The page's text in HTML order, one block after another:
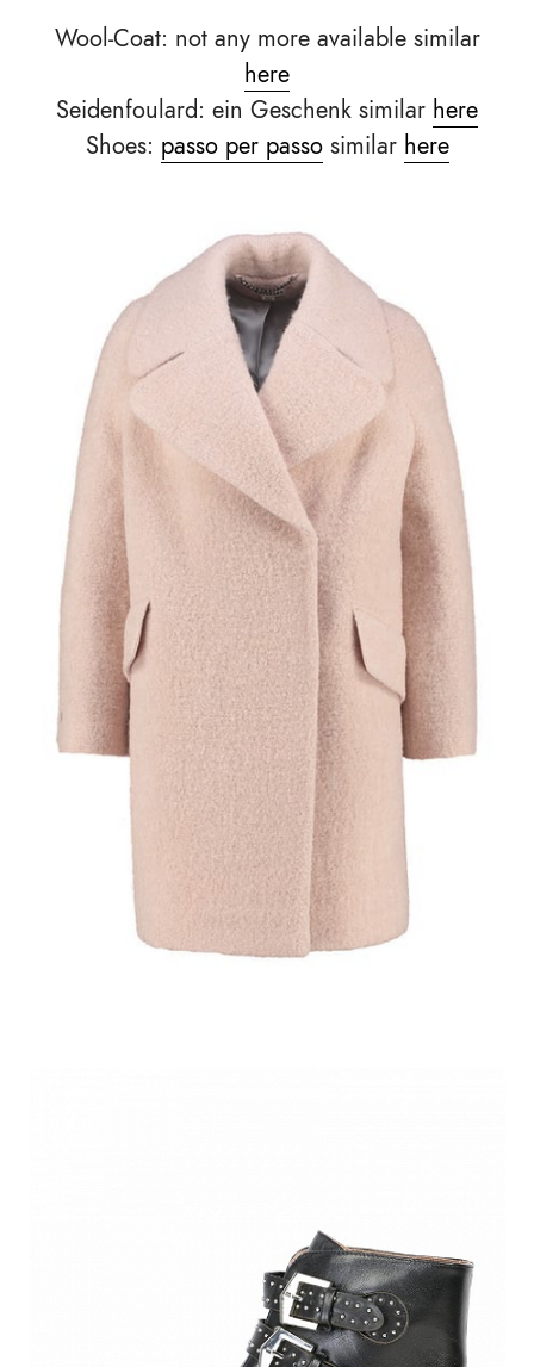
Wool-Coat: not any more available similar
here
Seidenfoulard: ein Geschenk similar here
Shoes: passo per passosimilar here